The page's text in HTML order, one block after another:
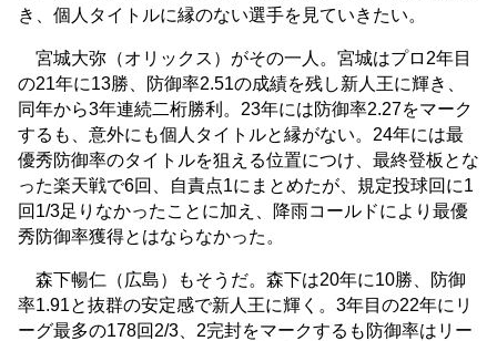
き、個人タイトルに縁のない選手を見ていきたい。
宮城大弥（オリックス）がその一人。宮城はプロ2年目
の21年に13勝、防御率2.51の成績を残し新人王に輝き、
同年から3年連続二桁勝利。23年には防御率2.27をマーク
するも、意外にも個人タイトルと縁がない。24年には最
優秀防御率のタイトルを狙える位置につけ、最終登板とな
った楽天戦で6回、自責点1にまとめたが、規定投球回に1
回1/3足りなかったことに加え、降雨コールドにより最優
秀防御率獲得とはならなかった。
森下暢仁（広島）もそうだ。森下は20年に10勝、防御
率1.91と抜群の安定感で新人王に輝く。3年目の22年にリ
ーグ最多の178回2/3、2完封をマークするも防御率はリー